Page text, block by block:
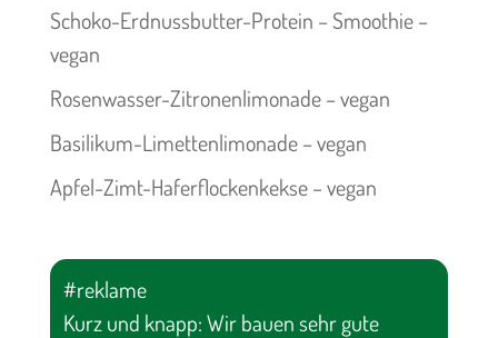
Schoko-Erdnussbutter-Protein – Smoothie –
vegan
Rosenwasser-Zitronenlimonade – vegan
Basilikum-Limettenlimonade – vegan
Apfel-Zimt-Haferflockenkekse – vegan
#reklame
Kurz und knapp: Wir bauen sehr gute